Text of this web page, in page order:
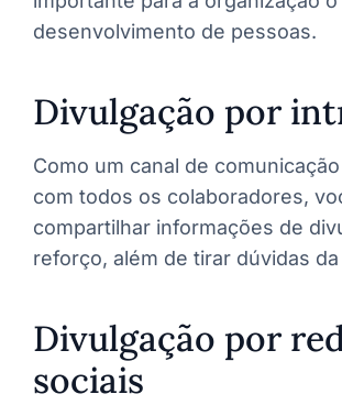
desenvolvimento de pessoas.
Divulgação por
Como um canal de
com todos os colaboradores,
compartilhar informações de
reforço, além de tirar dúvidas da
Divulgação por
sociais